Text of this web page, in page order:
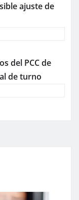
ajuste de
del PCC de
de turno